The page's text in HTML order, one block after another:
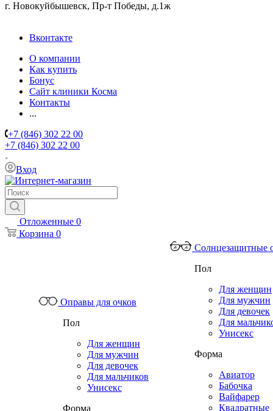
г. Новокуйбышевск, Пр-т Победы, д.1ж
Вконтакте
О компании
Как купить
Бонус
Сайт клиники Косма
Контакты
...
+7 (846) 302 22 00
+7 (846) 302 22 00
Вход
Отложенные 0
Корзина 0
Оправы для очков
Пол
Для женщин
Для мужчин
Для девочек
Для мальчиков
Унисекс
Форма
Солнцезащитные
Пол
Для женщин
Для мужчин
Для девочек
Для
Унисекс
Форма
Авиатор
Бабочка
Вайфарер
Квадратные